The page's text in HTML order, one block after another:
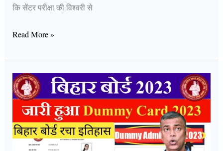
कि सेंटर परीक्षा की विश्वरी से
Read More »
Bihar
Board
2023
Exam
10th